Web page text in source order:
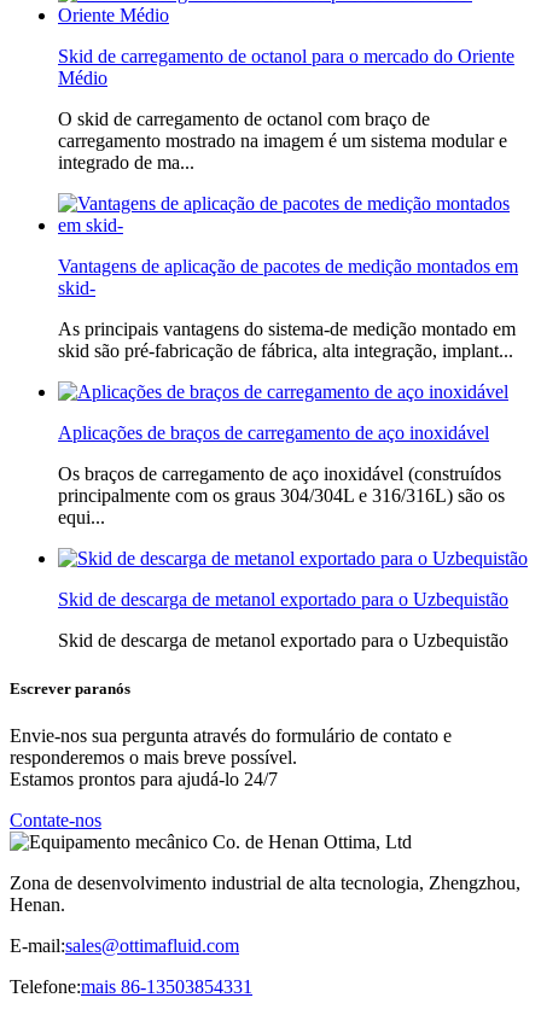
Skid de carregamento de octanol para o mercado do Oriente
Médio
O skid de carregamento de octanol com braço de
carregamento mostrado na imagem é um sistema modular e
integrado de ma...
Vantagens de aplicação de pacotes de medição montados em
skid-
As principais vantagens do sistema-de medição montado em
skid são pré-fabricação de fábrica, alta integração, implant...
Aplicações de braços de carregamento de aço inoxidável
Os braços de carregamento de aço inoxidável (construídos
principalmente com os graus 304/304L e 316/316L) são os
equi...
Skid de descarga de metanol exportado para o Uzbequistão
Skid de descarga de metanol exportado para o Uzbequistão
Escrever paranós
Envie-nos sua pergunta através do formulário de contato e
responderemos o mais breve possível.
Estamos prontos para ajudá-lo 24/7
Contate-nos
Zona de desenvolvimento industrial de alta tecnologia, Zhengzhou,
Henan.
E-mail:sales@ottimafluid.com
Telefone:mais 86-13503854331